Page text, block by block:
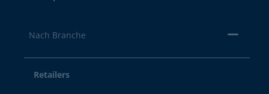
Nach Branche
Retailers